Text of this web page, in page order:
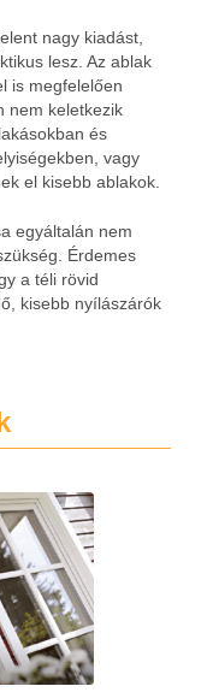
nagy kiadást,
lesz. Az ablak
is megfelelően
nem keletkezik
és
vagy
el kisebb ablakok.
egyáltalán nem
Érdemes
a téli rövid
kisebb nyílászárók